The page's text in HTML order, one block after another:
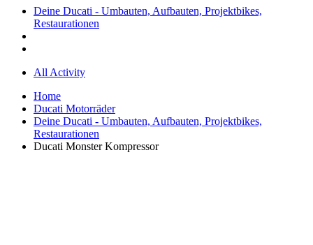
Deine Ducati - Umbauten, Aufbauten, Projektbikes,
Restaurationen
All Activity
Home
Ducati Motorräder
Deine Ducati - Umbauten, Aufbauten, Projektbikes,
Restaurationen
Ducati Monster Kompressor